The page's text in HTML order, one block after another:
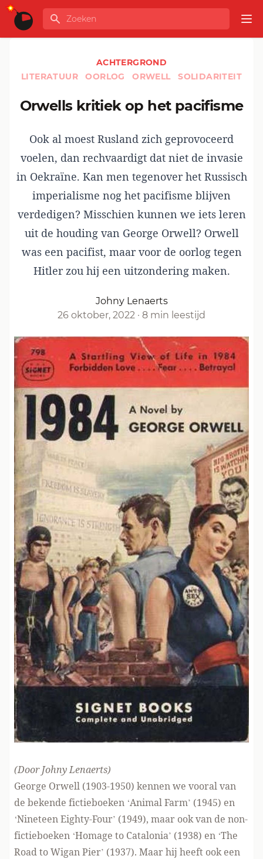
Ga naar de inhoud
GLOBALINFO
Zoeken
ACHTERGROND
LITERATUUR
OORLOG ORWELL SOLIDARITEIT
Orwells kritiek op het pacifisme
Ook al moest Rusland zich geprovoceerd
voelen, dan rechvaardigt dat niet de invasie
in Oekraïne. Kan men tegenover het Russisch
imperialisme nog het pacifisme blijven
verdedigen? Misschien kunnen we iets leren
uit de houding van George Orwell? Orwell
was een pacifist, maar voor de oorlog tegen
Hitler zou hij een uitzondering maken.
Johny Lenaerts
26 oktober, 2022 · 8 min leestijd
(Door Johny Lenaerts)
George Orwell (1903-1950) kennen we vooral van
de bekende fictieboeken ‘Animal Farm’ (1945) en
‘Nineteen Eighty-Four’ (1949), maar ook van de non-
fictieboeken ‘Homage to Catalonia’ (1938) en ‘The
Road to Wigan Pier’ (1937). Maar hij heeft ook een